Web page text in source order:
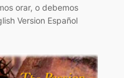
orar, o debemos
Version Español